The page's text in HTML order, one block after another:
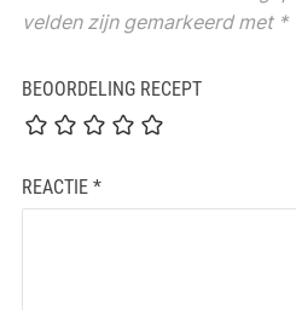
velden zijn gemarkeerd met *
BEOORDELING RECEPT
REACTIE *